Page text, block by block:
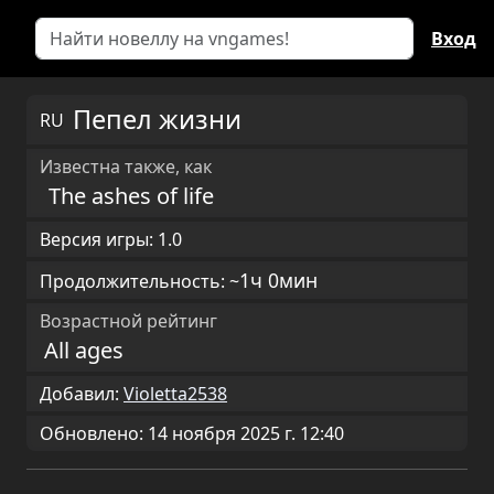
Вход
RU Пепел жизни
Известна также, как
The ashes of life
Версия игры: 1.0
Продолжительность: ~1ч 0мин
Возрастной рейтинг
All ages
Добавил: Violetta2538
Обновлено: 14 ноября 2025 г. 12:40